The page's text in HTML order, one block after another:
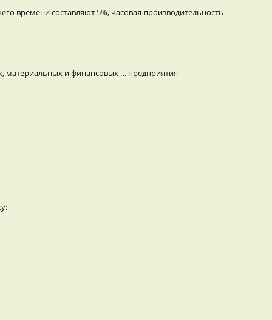
времени составляют 5%, часовая производительность
материальных и финансовых … предприятия